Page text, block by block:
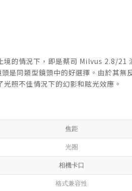
境的情況下，即是蔡司 Milvus 2.8/
是同類型鏡頭中的好選擇。由於其無
照不佳情況下的幻影和眩光效應。
焦距
光圈
相機卡口
格式兼容性